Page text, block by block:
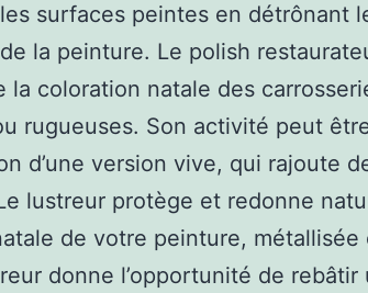
surfaces peintes en détrônant
la peinture. Le polish
la coloration natale des
rugueuses. Son activité peut
d’une version vive, qui rajoute
lustreur protège et redonne
de votre peinture, métallisée
donne l’opportunité de